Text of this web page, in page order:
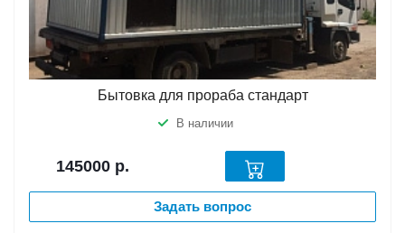
Бытовка для прораба стандарт
В наличии
145000 р.
Задать вопрос